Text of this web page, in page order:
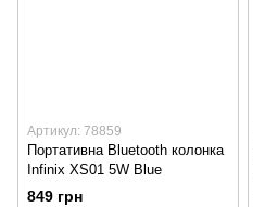
Артикул: 78859
Портативна Bluetooth колонка
Infinix XS01 5W Blue
849 грн